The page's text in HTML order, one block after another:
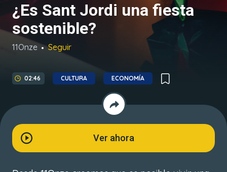
¿Es Sant Jordi una fiesta
sostenible?
11Onze Seguir
02:46 CULTURA ECONOMÍA
Ver ahora